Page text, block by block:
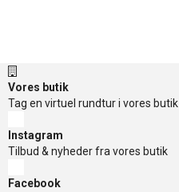
Vores butik
Tag en virtuel rundtur i vores butik
Instagram
Tilbud & nyheder fra vores butik
Facebook